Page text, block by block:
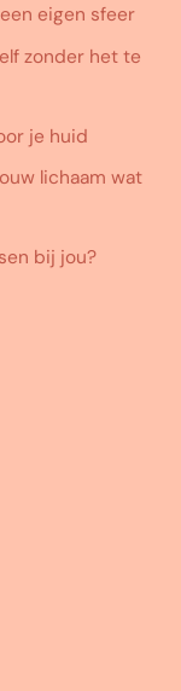
eigen sfeer
zonder het te
je huid
lichaam wat
bij jou?